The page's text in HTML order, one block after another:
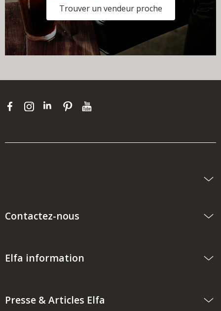
Trouver un vendeur proche
Contactez-nous
Elfa information
Presse & Articles Elfa